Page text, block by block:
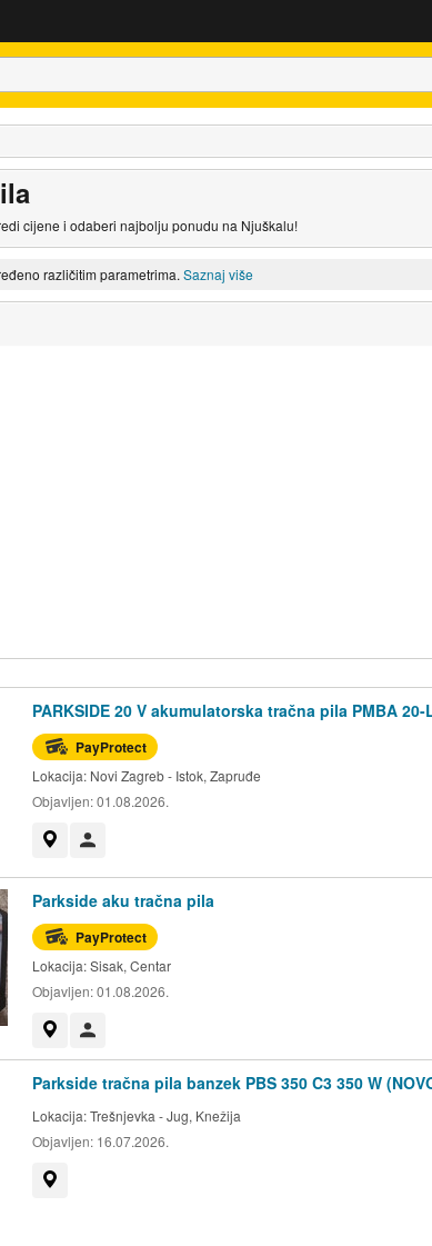
cijene i odaberi najbolju ponudu na Njuškalu!
različitim parametrima. Saznaj više
PARKSIDE 20 V akumulatorska tračna pila PMBA 20-
PayProtect
Lokacija: Novi Zagreb - Istok, Zapruđe
Objavljen:01.08.2026.
Parkside aku tračna pila
PayProtect
Lokacija:Sisak, Centar
Objavljen:01.08.2026.
Parkside tračna pila banzek PBS 350 C3 350 W
Lokacija:Trešnjevka - Jug, Knežija
Objavljen: 16.07.2026.